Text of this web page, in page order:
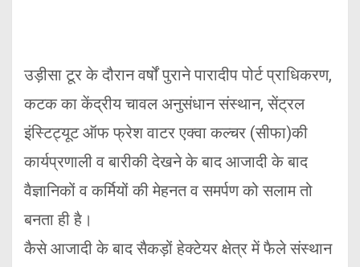
उड़ीसा टूर के दौरान वर्षों पुराने पारादीप पोर्ट प्राधिकरण,
कटक का केंद्रीय चावल अनुसंधान संस्थान, सेंट्रल
इंस्टिट्यूट ऑफ फ्रेश वाटर एक्वा कल्चर (सीफा)की
कार्यप्रणाली व बारीकी देखने के बाद आजादी के बाद
वैज्ञानिकों व कर्मियों की मेहनत व समर्पण को सलाम तो
बनता ही है।
कैसे आजादी के बाद सैकड़ों हेक्टेयर क्षेत्र में फैले संस्थान